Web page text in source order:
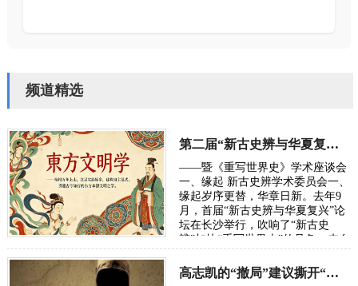
频道精选
第二届“新古史辨与华夏复兴”学术研讨会定于10月长沙举行
——暨《重写世界史》学术座谈会
一、缘起 新古史辨学术委员会一、
缘起岁序更替，华章日新。去年9
月，首届“新古史辨与华夏复兴”论
坛在长沙举行，吹响了“新古史
辨”加快“重写世界史”的号角。来自
在反思百年“…
高志凯的“撤局”建议撕开“以夷灭华”的百年剧本